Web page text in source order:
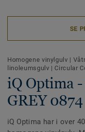
SE
Homogene vinylgulv |
linoleumsgulv | Circular
iQ Optima
GREY 0874
iQ Optima har i over